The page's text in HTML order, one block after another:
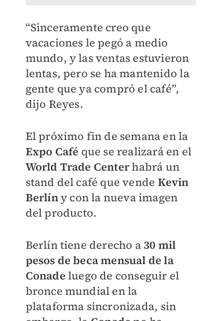
“Sinceramente creo que
vacaciones le pegó a medio
mundo, y las ventas estuvieron
lentas, pero se ha mantenido la
gente que ya compró el café”,
dijo Reyes.
El próximo fin de semana en la
Expo Café que se realizará en el
World Trade Centerhabrá un
stand del café que vende Kevin
Berlíny con la nueva imagen
del producto.
Berlín tiene derecho a30 mil
pesos de beca mensual de la
Conade luego de conseguir el
bronce mundial en la
plataforma sincronizada, sin